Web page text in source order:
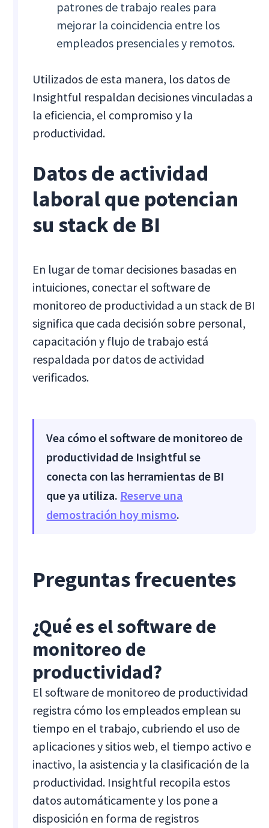
patrones de trabajo reales para
mejorar la coincidencia entre los
empleados presenciales y remotos.
Utilizados de esta manera, los datos de
Insightful respaldan decisiones vinculadas a
la eficiencia, el compromiso y la
productividad.
Datos de actividad
laboral que potencian
su stack de BI
En lugar de tomar decisiones basadas en
intuiciones, conectar el software de
monitoreo de productividad a un stack de BI
significa que cada decisión sobre personal,
capacitación y flujo de trabajo está
respaldada por datos de actividad
verificados.
Vea cómo el software de monitoreo de
productividad de Insightful se
conecta con las herramientas de BI
que ya utiliza. Reserve una
demostración hoy mismo.
Preguntas frecuentes
¿Qué es el software de
monitoreo de
productividad?
El software de monitoreo de productividad
registra cómo los empleados emplean su
tiempo en el trabajo, cubriendo el uso de
aplicaciones y sitios web, el tiempo activo e
inactivo, la asistencia y la clasificación de la
productividad. Insightful recopila estos
datos automáticamente y los pone a
disposición en forma de registros